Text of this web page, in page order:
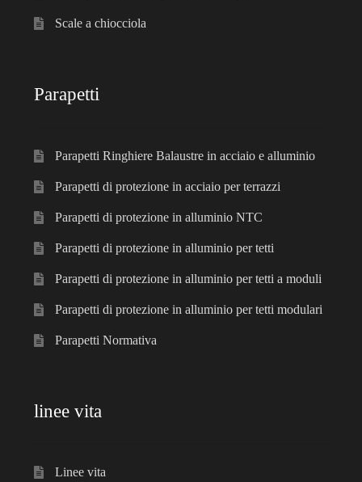
Scale a chiocciola
Parapetti
Parapetti Ringhiere Balaustre in acciaio e alluminio
Parapetti di protezione in acciaio per terrazzi
Parapetti di protezione in alluminio NTC
Parapetti di protezione in alluminio per tetti
Parapetti di protezione in alluminio per tetti a moduli
Parapetti di protezione in alluminio per tetti modulari
Parapetti Normativa
linee vita
Linee vita